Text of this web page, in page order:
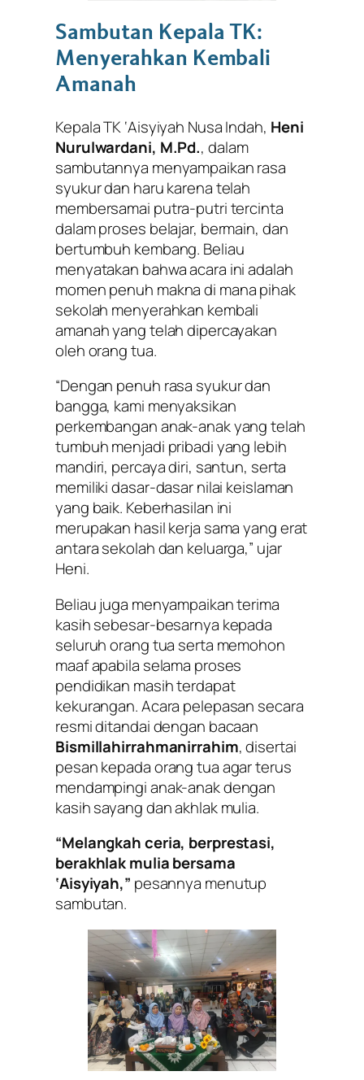
Sambutan Kepala TK:
Menyerahkan Kembali
Amanah
Kepala TK ‘Aisyiyah Nusa Indah, Heni
Nurulwardani, M.Pd., dalam
sambutannya menyampaikan rasa
syukur dan haru karena telah
membersamai putra-putri tercinta
dalam proses belajar, bermain, dan
bertumbuh kembang. Beliau
menyatakan bahwa acara ini adalah
momen penuh makna di mana pihak
sekolah menyerahkan kembali
amanah yang telah dipercayakan
oleh orang tua.
“Dengan penuh rasa syukur dan
bangga, kami menyaksikan
perkembangan anak-anak yang telah
tumbuh menjadi pribadi yang lebih
mandiri, percaya diri, santun, serta
memiliki dasar-dasar nilai keislaman
yang baik. Keberhasilan ini
merupakan hasil kerja sama yang erat
antara sekolah dan keluarga,” ujar
Heni.
Beliau juga menyampaikan terima
kasih sebesar-besarnya kepada
seluruh orang tua serta memohon
maaf apabila selama proses
pendidikan masih terdapat
kekurangan. Acara pelepasan secara
resmi ditandai dengan bacaan
Bismillahirrahmanirrahim, disertai
pesan kepada orang tua agar terus
mendampingi anak-anak dengan
kasih sayang dan akhlak mulia.
“Melangkah ceria, berprestasi,
berakhlak mulia bersama
‘Aisyiyah,” pesannya menutup
sambutan.